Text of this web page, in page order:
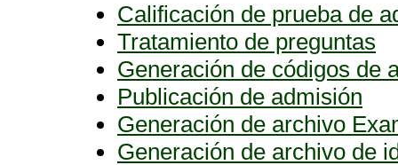
Calificación de prueba de
Tratamiento de preguntas
Generación de códigos de
Publicación de admisión
Generación de archivo
Generación de archivo de